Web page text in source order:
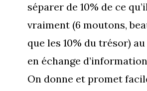
séparer de 10% de ce
vraiment (6 moutons,
que les 10% du trésor)
en échange
On donne et promet